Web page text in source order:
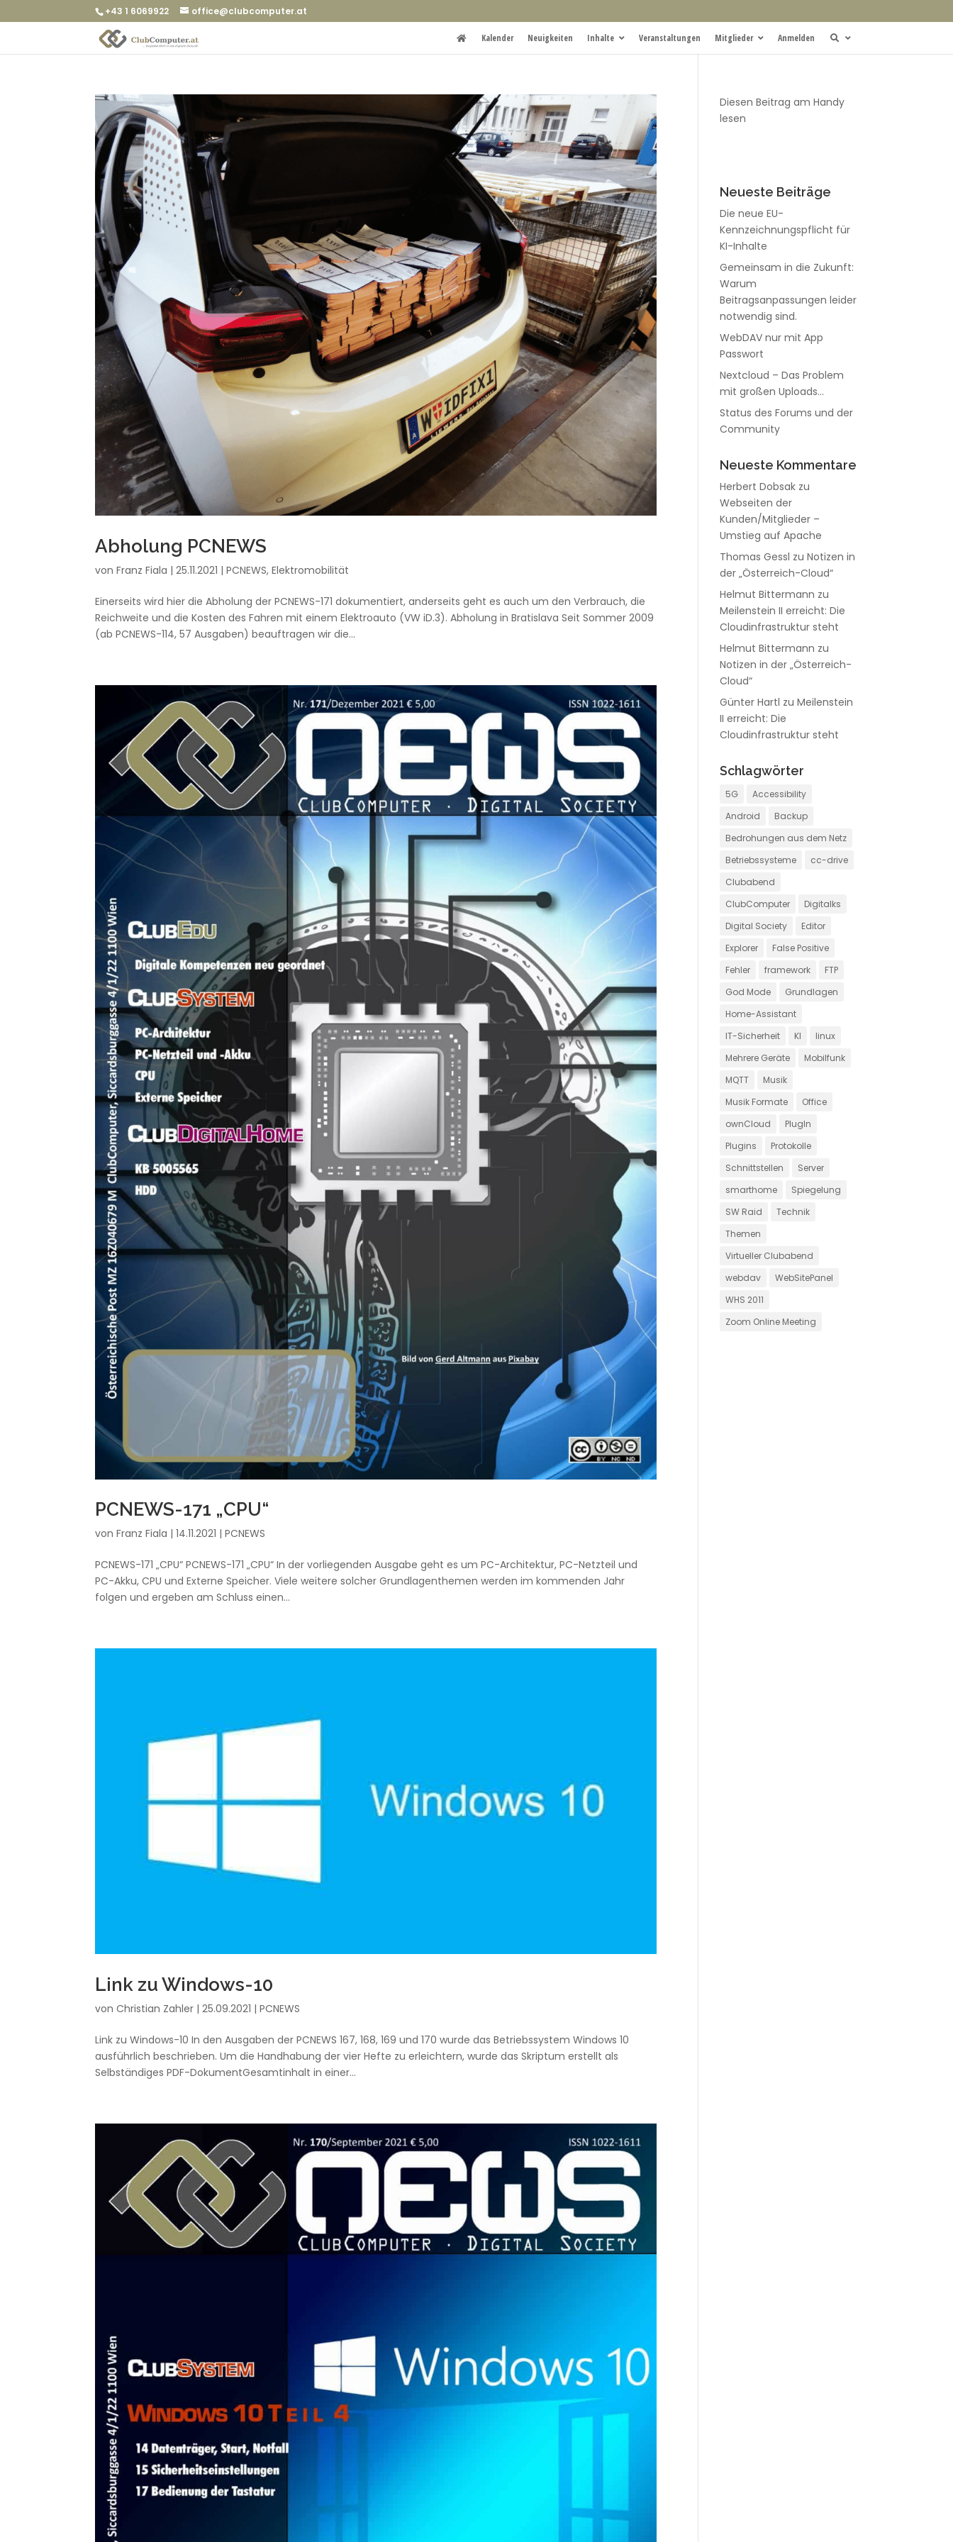
+43 1 6069922 office@clubcomputer.at
Kalender Neuigkeiten Inhalte Veranstaltungen Mitglieder Anmelden
Abholung PCNEWS
vonFranz Fiala |25.11.2021 |PCNEWS,Elektromobilität
Einerseits wird hier die Abholung der PCNEWS-171 dokumentiert, anderseits geht es auch um den Verbrauch, die
Reichweite und die Kosten des Fahren mit einem Elektroauto (VW iD.3). Abholung in Bratislava Seit Sommer 2009
(ab PCNEWS-114, 57 Ausgaben) beauftragen wir die...
PCNEWS-171 „CPU“
vonFranz Fiala |14.11.2021 |PCNEWS
PCNEWS-171 „CPU“ PCNEWS-171 „CPU“ In der vorliegenden Ausgabe geht es um PC-Architektur, PC-Netzteil und
PC-Akku, CPU und Externe Speicher. Viele weitere solcher Grundlagenthemen werden im kommenden Jahr
folgen und ergeben am Schluss einen...
Link zu Windows-10
vonChristian Zahler |25.09.2021 |PCNEWS
Link zu Windows-10 In den Ausgaben der PCNEWS 167, 168, 169 und 170 wurde das Betriebssystem Windows 10
ausführlich beschrieben. Um die Handhabung der vier Hefte zu erleichtern, wurde das Skriptum erstellt als
Selbständiges PDF-DokumentGesamtinhalt in einer...
Diesen Beitrag am Handy
lesen
Neueste Beiträge
Die neue EU-
Kennzeichnungspflicht für
KI-Inhalte
Gemeinsam in die Zukunft:
Warum
Beitragsanpassungen leider
notwendig sind.
WebDAV nur mit App
Passwort
Nextcloud – Das Problem
mit großen Uploads…
Status des Forums und der
Community
Neueste Kommentare
Herbert Dobsak zu
Webseiten der
Kunden/Mitglieder –
Umstieg auf Apache
Thomas Gessl zuNotizen in
der „Österreich-Cloud“
Helmut Bittermann zu
Meilenstein II erreicht: Die
Cloudinfrastruktur steht
Helmut Bittermann zu
Notizen in der „Österreich-
Cloud“
Günter Hartl zuMeilenstein
II erreicht: Die
Cloudinfrastruktur steht
Schlagwörter
5G
Accessibility
Android
Backup
Bedrohungen aus dem Netz
Betriebssysteme
cc-drive
Clubabend
ClubComputer
Digitalks
Digital Society
Editor
Explorer
False Positive
Fehler
framework
FTP
God Mode
Grundlagen
Home-Assistant
IT-Sicherheit
KI
linux
Mehrere Geräte
Mobilfunk
MQTT
Musik
Musik Formate
Office
ownCloud
PlugIn
Plugins
Protokolle
Schnittstellen
Server
smarthome
Spiegelung
SW Raid
Technik
Themen
Virtueller Clubabend
webdav
WebSitePanel
WHS 2011
Zoom Online Meeting